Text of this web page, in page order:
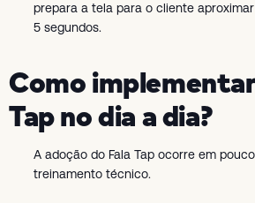
prepara a tela para o cliente
5 segundos.
Como
Tap no dia a dia?
A adoção do Fala Tap ocorre em
treinamento técnico.